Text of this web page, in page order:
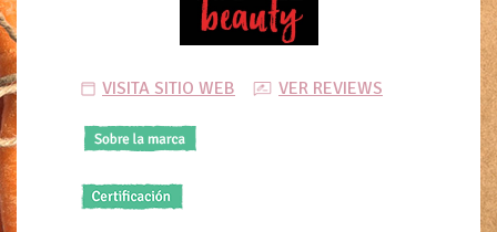
VISITA SITIO WEB VER REVIEWS